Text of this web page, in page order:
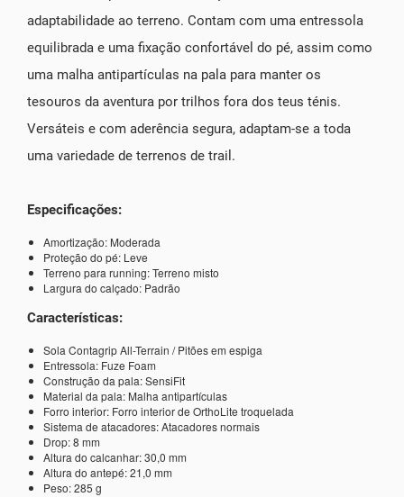
adaptabilidade ao terreno. Contam com uma entressola
equilibrada e uma fixação confortável do pé, assim como
uma malha antipartículas na pala para manter os
tesouros da aventura por trilhos fora dos teus ténis.
Versáteis e com aderência segura, adaptam-se a toda
uma variedade de terrenos de trail.
Especificações:
Amortização: Moderada
Proteção do pé: Leve
Terreno para running: Terreno misto
Largura do calçado: Padrão
Características:
Sola Contagrip All-Terrain / Pitões em espiga
Entressola: Fuze Foam
Construção da pala: SensiFit
Material da pala: Malha antipartículas
Forro interior: Forro interior de OrthoLite troquelada
Sistema de atacadores: Atacadores normais
Drop: 8 mm
Altura do calcanhar: 30,0 mm
Altura do antepé: 21,0 mm
Peso: 285 g